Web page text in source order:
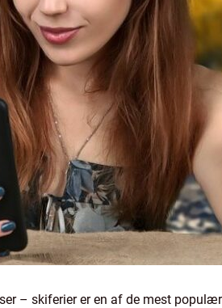
– skiferier er en af de mest